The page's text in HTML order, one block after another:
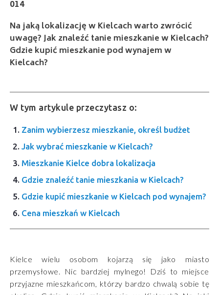
Na jaką lokalizację w Kielcach warto zwrócić
uwagę? Jak znaleźć tanie mieszkanie w Kielcach?
Gdzie kupić mieszkanie pod wynajem w
Kielcach?
W tym artykule przeczytasz o:
Zanim wybierzesz mieszkanie, określ budżet
Jak wybrać mieszkanie w Kielcach?
Mieszkanie Kielce dobra lokalizacja
Gdzie znaleźć tanie mieszkania w Kielcach?
Gdzie kupić mieszkanie w Kielcach pod wynajem?
Cena mieszkań w Kielcach
Kielce wielu osobom kojarzą się jako miasto
przemysłowe. Nic bardziej mylnego! Dziś to miejsce
przyjazne mieszkańcom, którzy bardzo chwalą sobie tę